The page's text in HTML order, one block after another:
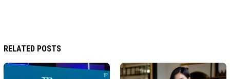
RELATED POSTS